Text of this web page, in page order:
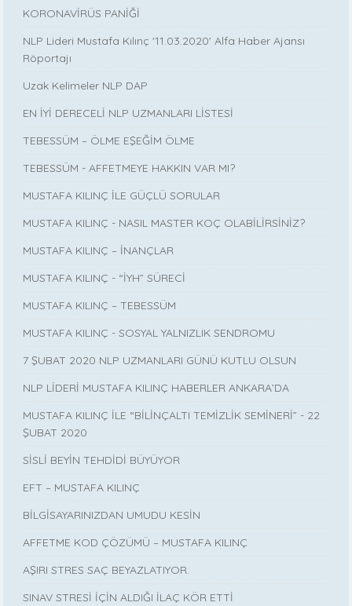
KORONAVİRÜS PANİĞİ
NLP Lideri Mustafa Kılınç '11.03.2020' Alfa Haber Ajansı
Röportajı
Uzak Kelimeler NLP DAP
EN İYİ DERECELİ NLP UZMANLARI LİSTESİ
TEBESSÜM – ÖLME EŞEĞİM ÖLME
TEBESSÜM - AFFETMEYE HAKKIN VAR MI?
MUSTAFA KILINÇ İLE GÜÇLÜ SORULAR
MUSTAFA KILINÇ - NASIL MASTER KOÇ OLABİLİRSİNİZ?
MUSTAFA KILINÇ – İNANÇLAR
MUSTAFA KILINÇ - “İYH” SÜRECİ
MUSTAFA KILINÇ – TEBESSÜM
MUSTAFA KILINÇ - SOSYAL YALNIZLIK SENDROMU
7 ŞUBAT 2020 NLP UZMANLARI GÜNÜ KUTLU OLSUN
NLP LİDERİ MUSTAFA KILINÇ HABERLER ANKARA’DA
MUSTAFA KILINÇ İLE “BİLİNÇALTI TEMİZLİK SEMİNERİ” - 22
ŞUBAT 2020
SİSLİ BEYİN TEHDİDİ BÜYÜYOR
EFT – MUSTAFA KILINÇ
BİLGİSAYARINIZDAN UMUDU KESİN
AFFETME KOD ÇÖZÜMÜ – MUSTAFA KILINÇ
AŞIRI STRES SAÇ BEYAZLATIYOR.
SINAV STRESİ İÇİN ALDIĞI İLAÇ KÖR ETTİ